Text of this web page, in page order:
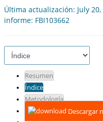
Última actualización: July
informe: FBI103662
Resumen
Índice
Metodología
Descargar